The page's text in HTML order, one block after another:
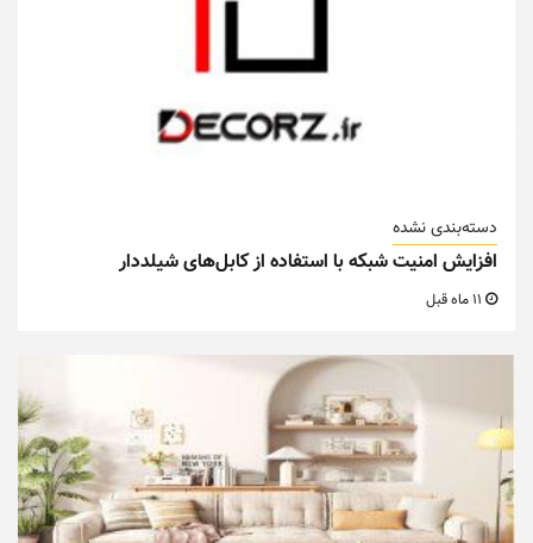
دسته‌بندی نشده
افزایش امنیت شبکه با استفاده از کابل‌های شیلددار